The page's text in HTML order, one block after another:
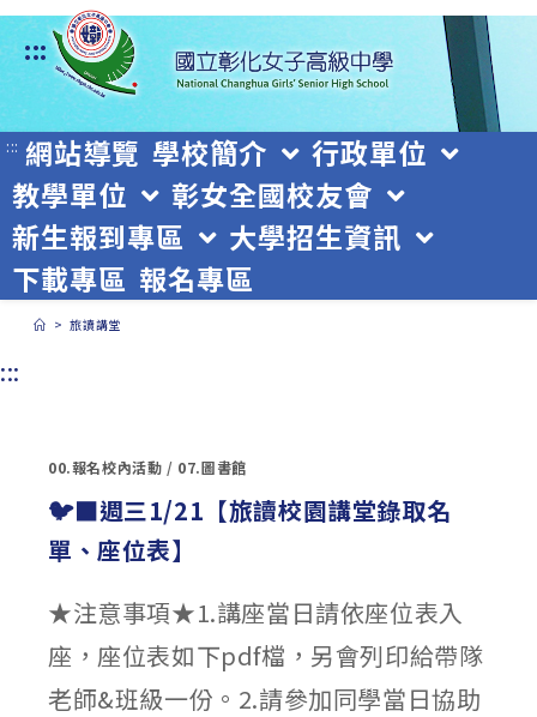
跳
轉
至
主
要
內
容
:::
::: 網站導覽 學校簡介
行政單位
教學單位
彰女全國校友會
新生報到專區
大學招生資訊
下載專區 報名專區
> 旅讀講堂
:::
00.報名校內活動 / 07.圖書館
🐦‍⬛週三1/21【旅讀校園講堂錄取名
單、座位表】
★注意事項★1.講座當日請依座位表入
座，座位表如下pdf檔，另會列印給帶隊
老師&班級一份。2.請參加同學當日協助